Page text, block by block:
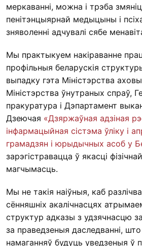
меркаванні, можна і трэба
пенітэнцыярнай медыцыны і
зняволенні адчувалі сябе
Мы практыкуем накіраванне
профільныя беларускія
выпадку гэта Міністэрства
Міністэрства ўнутраных спраў,
пракуратура і Дэпартамент
Дзеючая «Дзяржаўная адзіная
інфармацыйная сістэма ўліку і
грамадзян і юрыдычных асоб у
зарэгістравацца ў якасці
магчымасць.
Мы не такія наіўныя, каб
сённяшніх акалічнасцях
структур адказы з удзячнасцю
за праведзеныя даследванні,
намаганняў будуць уведзеныя ў